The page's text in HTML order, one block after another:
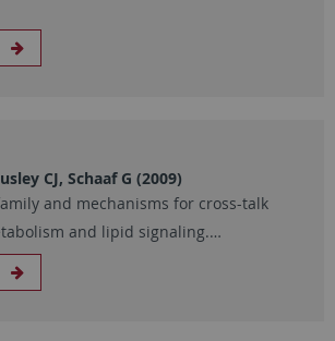
CJ, Schaaf G (2009)
and mechanisms for cross-talk
and lipid signaling.…